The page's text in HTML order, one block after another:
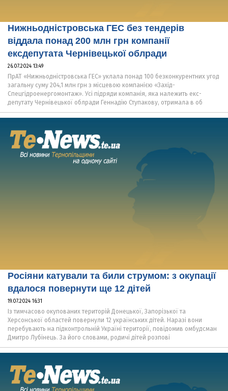
Нижньодністровська ГЕС без тендерів
віддала понад 200 млн грн компанії
ексдепутата Чернівецької облради
26.07.2024 13:49
ПрАТ «Нижньодністровська ГЕС» уклала понад 100 безконкурентних угод
загальну суму 204,1 млн грн з місцевою компанією «Захід-
Спецгідроенергомонтаж». Усі підряди компанія, яка належить екс-
депутату Чернівецької облради Геннадію Ступакову, отримала в об
Росіяни катували та били струмом: з окупації
вдалося повернути ще 12 дітей
19.07.2024 16:31
Із тимчасово окупованих територій Донецької, Запорізької та
Херсонської областей повернули 12 українських дітей. Наразі вони
перебувають на підконтрольній Україні території, повідомив омбудсман
Дмитро Лубінець. За його словами, родичі дітей розпові